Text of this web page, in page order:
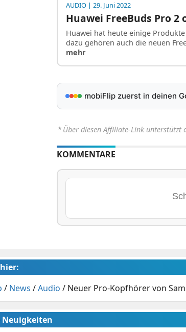
AUDIO| 29. Juni 2022
Huawei FreeBuds Pro
Huawei hat heute einige
dazu gehören auch die neuen
mehr
mobiFlip zuerst in deinen
⋆ Über diesen Affiliate-Link unterstützt
KOMMENTARE
/ News /Audio / Neuer Pro-Kopfhörer von
Neuigkeiten